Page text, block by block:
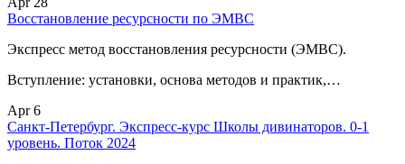
Восстановление ресурсности по ЭМВС
Экспресс метод восстановления ресурсности (ЭМВС).
Вступление: установки, основа методов и практик,…
Apr 6
Санкт-Петербург. Экспресс-курс Школы дивинаторов. 0-1
уровень. Поток 2024